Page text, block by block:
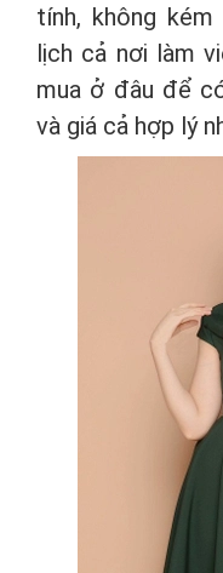
tính, không
lịch cả nơi làm
mua ở đâu để
và giá cả hợp lý